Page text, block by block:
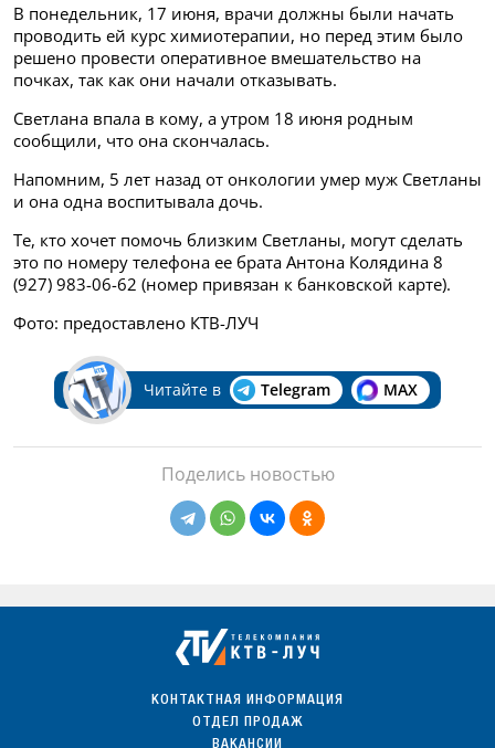
В понедельник, 17 июня, врачи должны были начать
проводить ей курс химиотерапии, но перед этим было
решено провести оперативное вмешательство на
почках, так как они начали отказывать.
Светлана впала в кому, а утром 18 июня родным
сообщили, что она скончалась.
Напомним, 5 лет назад от онкологии умер муж Светланы
и она одна воспитывала дочь.
Те, кто хочет помочь близким Светланы, могут сделать
это по номеру телефона ее брата Антона Колядина 8
(927) 983-06-62 (номер привязан к банковской карте).
Фото: предоставлено КТВ-ЛУЧ
Читайте в Telegram MAX
Поделись новостью
КОНТАКТНАЯ ИНФОРМАЦИЯ
ОТДЕЛ ПРОДАЖ
ВАКАНСИИ